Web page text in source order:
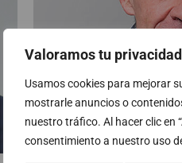
Valoramos tu privacidad
Usamos cookies para mejorar
mostrarle anuncios o
nuestro tráfico. Al hacer clic en
consentimiento a nuestro uso